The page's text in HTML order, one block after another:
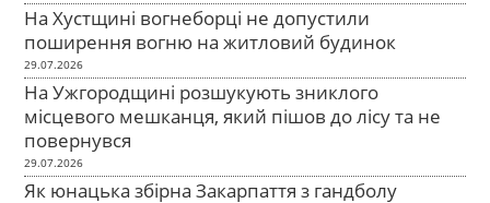
На Хустщині вогнеборці не допустили
поширення вогню на житловий будинок
29.07.2026
На Ужгородщині розшукують зниклого
місцевого мешканця, який пішов до лісу та не
повернувся
29.07.2026
Як юнацька збірна Закарпаття з гандболу